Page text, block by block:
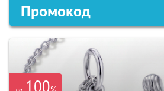
Промокод
100